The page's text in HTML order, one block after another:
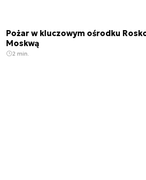
Pożar w kluczowym ośrodku
Moskwą
2 min.